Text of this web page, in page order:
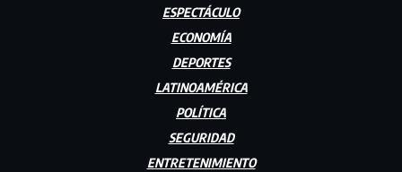
ESPECTÁCULO
ECONOMÍA
DEPORTES
LATINOAMÉRICA
POLÍTICA
SEGURIDAD
ENTRETENIMIENTO